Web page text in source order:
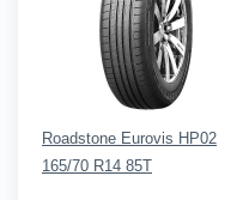
Roadstone Eurovis HP02
165/70 R14 85T